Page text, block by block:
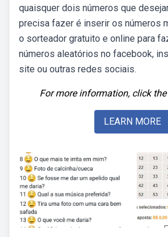
quaisquer dois números que
precisa fazer é inserir os números
o sorteador gratuito e online para
números aleatórios no facebook,
site ou outras redes sociais.
For more information, click
LEARN MORE